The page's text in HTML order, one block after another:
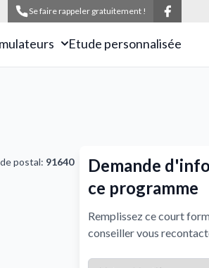
Se faire rappeler gratuitement !
Etude personnalisée
postal: 91640
Demande
ce programme
Remplissez ce court
conseiller vous